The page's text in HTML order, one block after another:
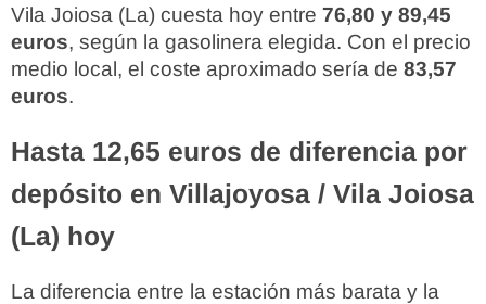
Vila Joiosa (La) cuesta hoy entre 76,80 y 89,45
euros, según la gasolinera elegida. Con el precio
medio local, el coste aproximado sería de 83,57
euros.
Hasta 12,65 euros de diferencia por
depósito en Villajoyosa / Vila Joiosa
(La) hoy
La diferencia entre la estación más barata y la